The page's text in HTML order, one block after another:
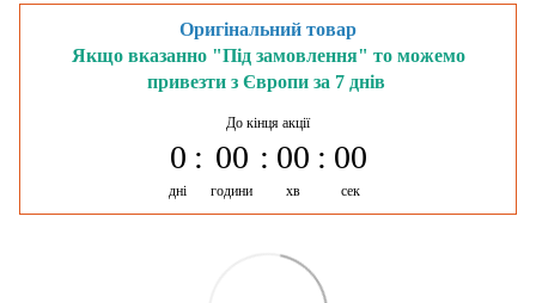
Оригінальний товар
Якщо вказанно "Під замовлення" то можемо
привезти з Європи за 7 днів
До кінця акції
0
дні
00
години
00
хв
00
сек